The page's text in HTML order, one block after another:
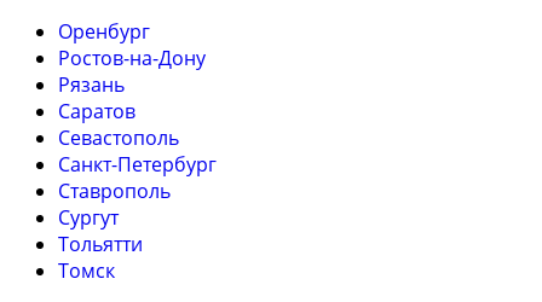
Оренбург
Ростов-на-Дону
Рязань
Саратов
Севастополь
Санкт-Петербург
Ставрополь
Сургут
Тольятти
Томск